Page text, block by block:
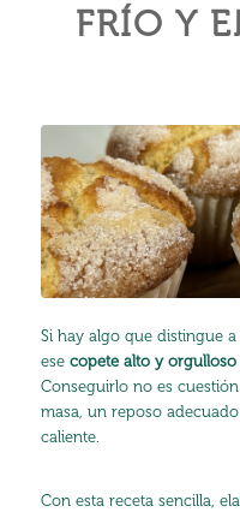
FRÍO Y
Si hay algo que distingue
ese copete alto y orgulloso
Conseguirlo no es
masa, un reposo
caliente.
Con esta receta sencilla,